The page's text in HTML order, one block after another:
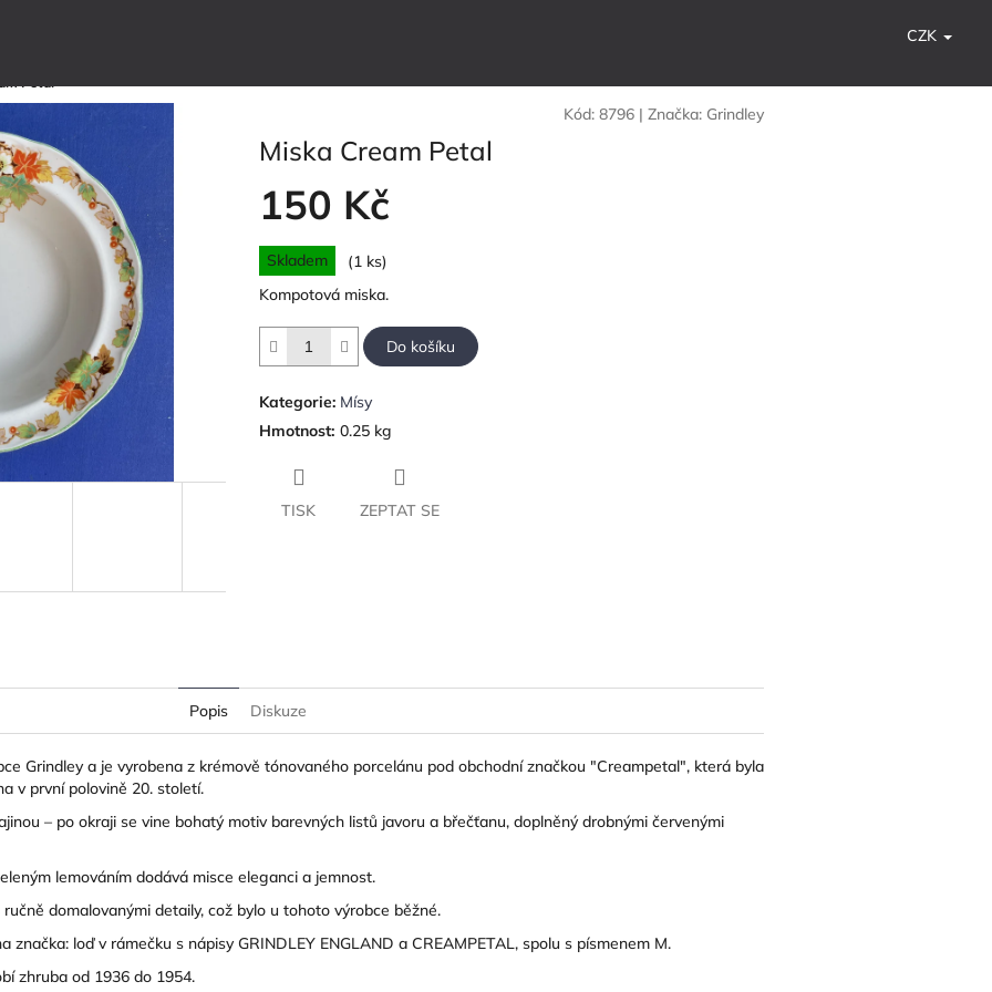
CZK
Kód: 8796 | Značka: Grindley
Miska Cream Petal
150 Kč
Měrná
cena:
Skladem
(1 ks)
Kompotová miska.
Do košíku
Kategorie: Mísy
Hmotnost: 0.25 kg
TISK ZEPTAT SE
Popis Diskuze
Grindley a je vyrobena z krémově tónovaného porcelánu pod obchodní značkou "Creampetal", která byla
v první polovině 20. století.
– po okraji se vine bohatý motiv barevných listů javoru a břečťanu, doplněný drobnými červenými
lemováním dodává misce eleganci a jemnost.
domalovanými detaily, což bylo u tohoto výrobce běžné.
značka: loď v rámečku s nápisy GRINDLEY ENGLAND a CREAMPETAL, spolu s písmenem M.
zhruba od 1936 do 1954.